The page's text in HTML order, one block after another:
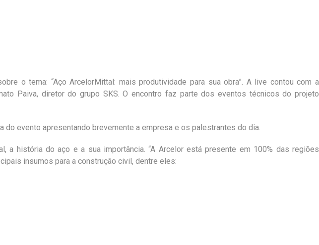
o tema: “Aço ArcelorMittal: mais produtividade para sua obra”. A live contou com a
Paiva, diretor do grupo SKS. O encontro faz parte dos eventos técnicos do projeto
evento apresentando brevemente a empresa e os palestrantes do dia.
a história do aço e a sua importância. “A Arcelor está presente em 100% das regiões
insumos para a construção civil, dentre eles: